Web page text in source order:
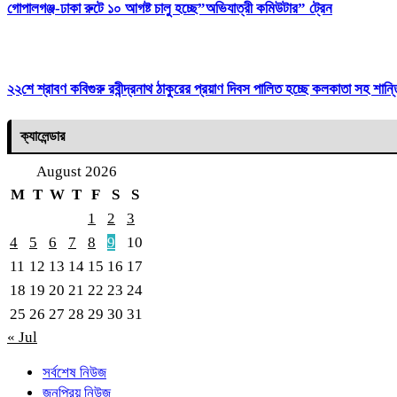
গোপালগঞ্জ-ঢাকা রুটে ১০ আগষ্ট চালু হচ্ছে”অভিযাত্রী কমিউটার” ট্রেন
২২শে শ্রাবণ কবিগুরু রবীন্দ্রনাথ ঠাকুরের প্রয়াণ দিবস পালিত হচ্ছে কলকাতা সহ
ক্যালেন্ডার
August 2026
M T W T F S
S
1
2
3
4
5 6 7 8 9
10
11 12 13 14 15 16 17
18 19 20 21 22 23 24
25 26 27 28 29 30 31
« Jul
সর্বশেষ নিউজ
জনপ্রিয় নিউজ